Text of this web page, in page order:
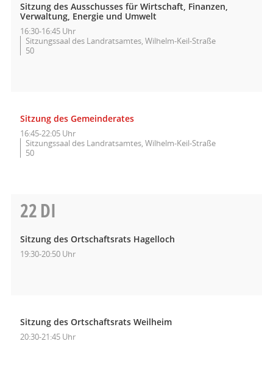
Sitzung des Ausschusses für Wirtschaft, Finanzen,
Verwaltung, Energie und Umwelt
16:30-16:45 Uhr
Sitzungssaal des Landratsamtes, Wilhelm-Keil-Straße
50
Sitzung des Gemeinderates
16:45-22:05 Uhr
Sitzungssaal des Landratsamtes, Wilhelm-Keil-Straße
50
22DI
Sitzung des Ortschaftsrats Hagelloch
19:30-20:50 Uhr
Sitzung des Ortschaftsrats Weilheim
20:30-21:45 Uhr